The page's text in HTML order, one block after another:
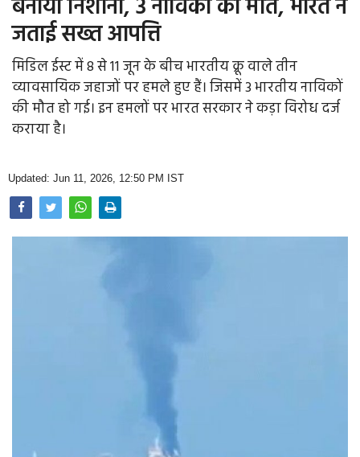
Political Gossips
Farm & Food
Opinion
Photo Gallery
Home
बनाया निशाना, 3 नाविकों की मौत, भारत ने
जताई सख्त आपत्ति
मिडिल ईस्ट में 8 से 11 जून के बीच भारतीय क्रू वाले तीन
व्यावसायिक जहाजों पर हमले हुए हैं। जिसमें 3 भारतीय नाविकों
की मौत हो गई। इन हमलों पर भारत सरकार ने कड़ा विरोध दर्ज
कराया है।
Updated: Jun 11, 2026, 12:50 PM IST